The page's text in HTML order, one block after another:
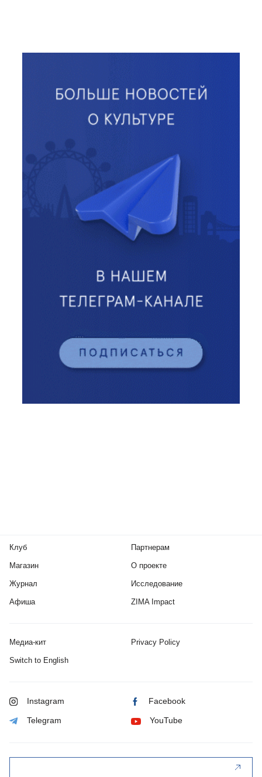
Клуб
Магазин
Журнал
Афиша
Партнерам
О проекте
Исследование
ZIMA Impact
Медиа-кит Privacy Policy
Switch to English
Instagram Facebook
Telegram YouTube